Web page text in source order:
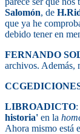
Salomón, de
que ya he
debido tener en
FERNANDO
archivos. Además,
LIBROADICTO
historia' en la
Ahora mismo está